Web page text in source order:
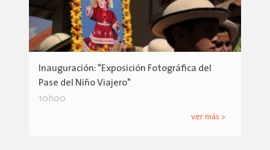
Inauguración: "Exposición Fotográfica del
Pase del Niño Viajero"
10h00
ver más >